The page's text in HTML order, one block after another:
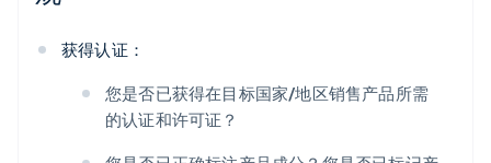
获得认证：
您是否已获得在目标国家/地区销售产品所需
的认证和许可证？